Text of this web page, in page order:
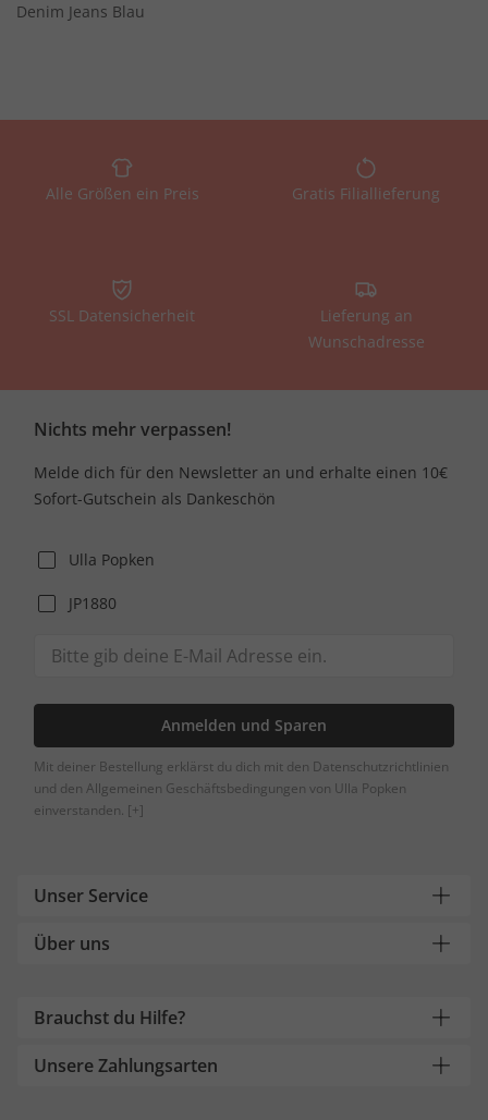
Denim Jeans Blau
Alle Größen ein Preis Gratis Filiallieferung
SSL Datensicherheit
Lieferung an
Wunschadresse
Nichts mehr verpassen!
Melde dich für den Newsletter an und erhalte einen 10€
Sofort-Gutschein als Dankeschön
Ulla Popken
JP1880
Anmelden und Sparen
Mit deiner Bestellung erklärst du dich mit den Datenschutzrichtlinien
und den Allgemeinen Geschäftsbedingungen von Ulla Popken
einverstanden. [+]
Unser Service
Über uns
Brauchst du Hilfe?
Unsere Zahlungsarten